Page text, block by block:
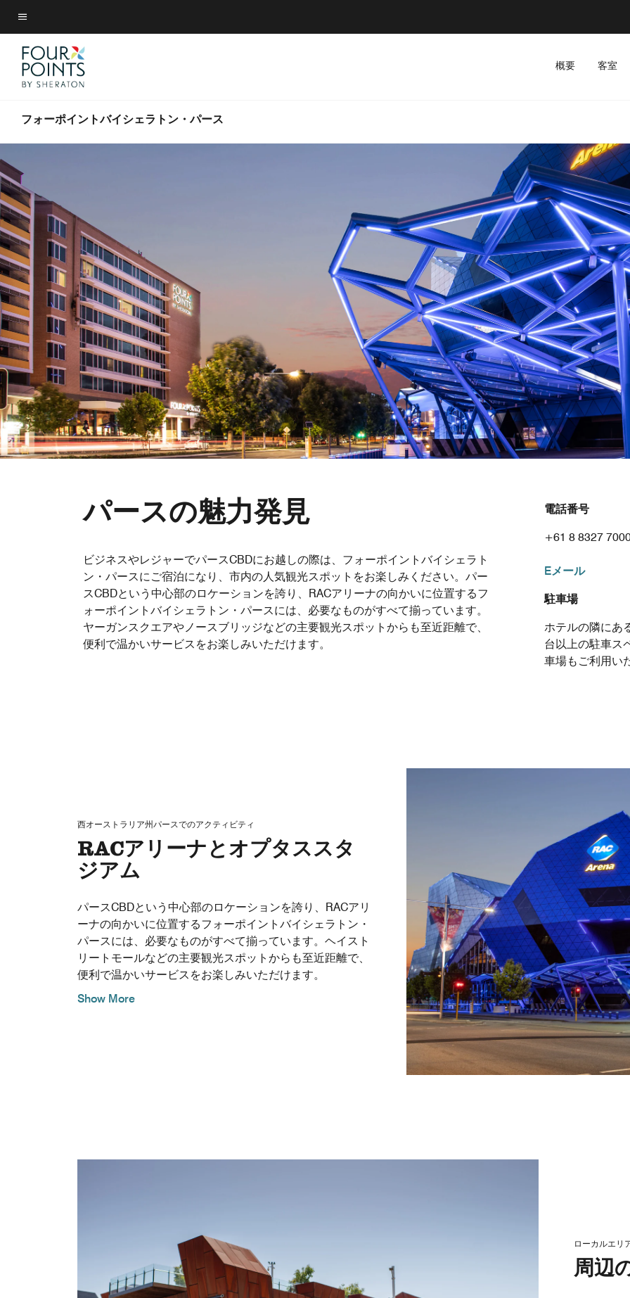
content
Skip
to
main
content
メニューのテキスト
概要 客室
フォーポイントバイシェラトン・パース
パースの魅力発見
ビジネスやレジャーでパースCBDにお越しの際は、フォーポイントバイシェラト
ン・パースにご宿泊になり、市内の人気観光スポットをお楽しみください。パー
スCBDという中心部のロケーションを誇り、RACアリーナの向かいに位置するフ
ォーポイントバイシェラトン・パースには、必要なものがすべて揃っています。
ヤーガンスクエアやノースブリッジなどの主要観光スポットからも至近距離で、
便利で温かいサービスをお楽しみいただけます。
電話番号
+61 8 8327
Eメール
駐車場
ホテルの隣に
台以上の駐車ス
車場もご利用い
西オーストラリア州パースでのアクティビティ
RACアリーナとオプタススタ
ジアム
パースCBDという中心部のロケーションを誇り、RACアリ
ーナの向かいに位置するフォーポイントバイシェラトン・
パースには、必要なものがすべて揃っています。ヘイスト
リートモールなどの主要観光スポットからも至近距離で、
便利で温かいサービスをお楽しみいただけます。
Show More
ローカルエリ
周辺